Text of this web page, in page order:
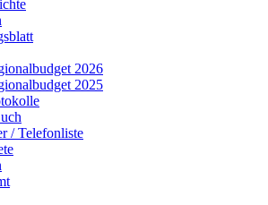
2026
2025
/ Telefonliste